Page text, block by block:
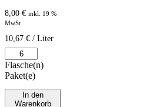
8,00 € inkl. 19 %
MwSt
10,67 € / Liter
2025er
Kerner
Trocken
Menge
Flasche(n)
Paket(e)
In den
Warenkorb